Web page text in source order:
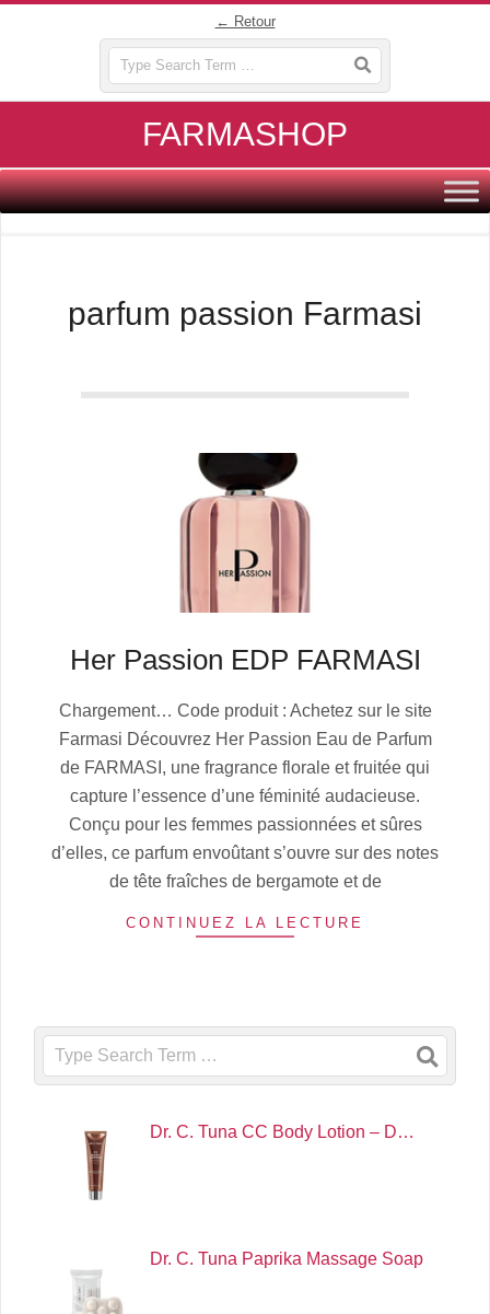
← Retour
FARMASHOP
Primary
Navigation
parfum passion Farmasi
Her Passion EDP FARMASI
07-
06
Chargement… Code produit : Achetez sur le site
Farmasi Découvrez Her Passion Eau de Parfum
de FARMASI, une fragrance florale et fruitée qui
capture l’essence d’une féminité audacieuse.
Conçu pour les femmes passionnées et sûres
d’elles, ce parfum envoûtant s’ouvre sur des notes
de tête fraîches de bergamote et de
CONTINUEZ LA LECTURE
Search
Dr. C. Tuna CC Body Lotion – D…
Dr. C. Tuna Paprika Massage Soap